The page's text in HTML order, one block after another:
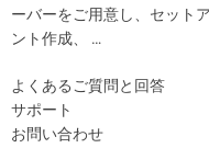
ーバーをご用意し、セット
ント作成、 …
よくあるご質問と回答
サポート
お問い合わせ